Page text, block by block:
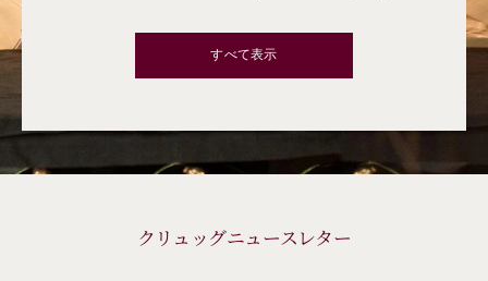
すべて表示
クリュッグニュースレター